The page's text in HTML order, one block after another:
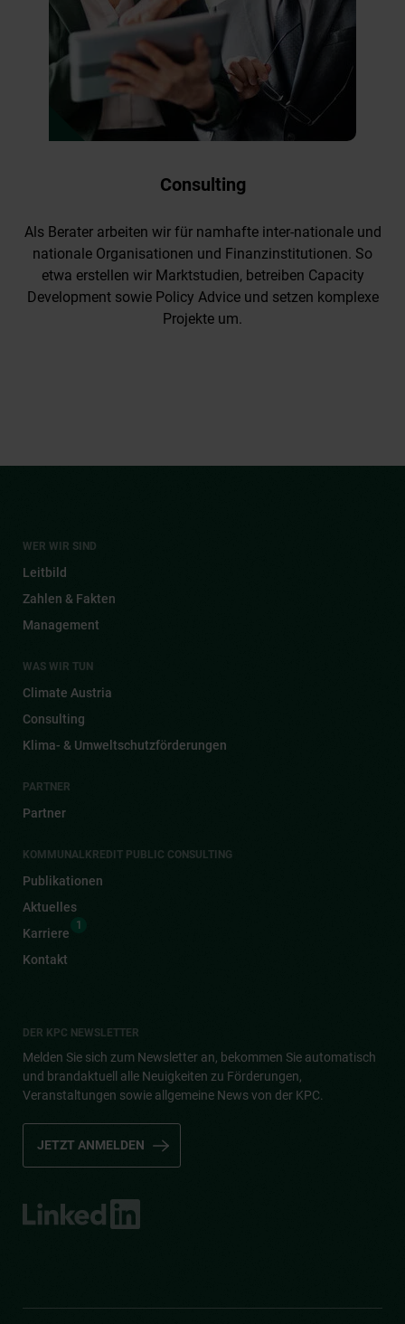
Consulting
Als Berater arbeiten wir für namhafte inter-nationale und
nationale Organisationen und Finanzinstitutionen. So
etwa erstellen wir Marktstudien, betreiben Capacity
Development sowie Policy Advice und setzen komplexe
Projekte um.
WER WIR SIND
Leitbild
Zahlen & Fakten
Management
WAS WIR TUN
Climate Austria
Consulting
Klima- & Umwelt­schutz­förderungen
PARTNER
Partner
KOMMUNALKREDIT PUBLIC CONSULTING
Publikationen
Aktuelles
Karriere
1
Kontakt
DER KPC NEWSLETTER
Melden Sie sich zum Newsletter an, bekommen Sie automatisch
und brandaktuell alle Neuigkeiten zu Förderungen,
Veranstaltungen sowie allgemeine News von der KPC.
JETZT ANMELDEN